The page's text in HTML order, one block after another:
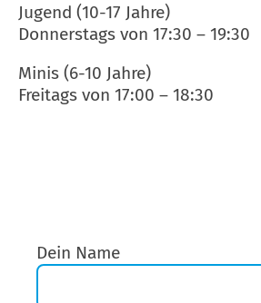
Jugend (10-17 Jahre)
Donnerstags von 17:30 – 19:30
Minis (6-10 Jahre)
Freitags von 17:00 – 18:30
Dein Name